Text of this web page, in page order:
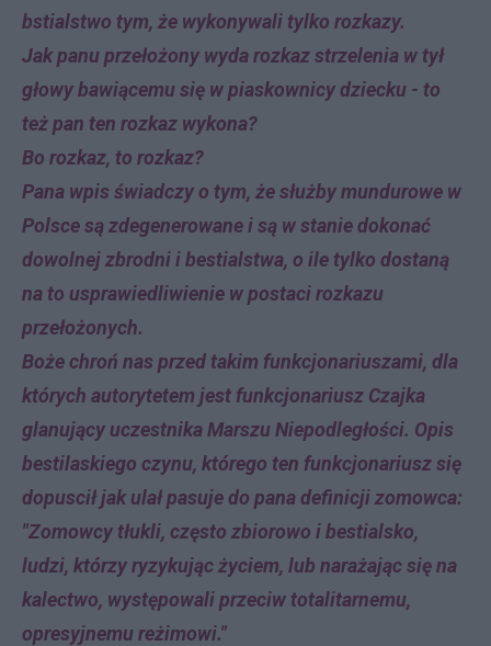
bstialstwo tym, że wykonywali tylko rozkazy.
Jak panu przełożony wyda rozkaz strzelenia w tył
głowy bawiącemu się w piaskownicy dziecku - to
też pan ten rozkaz wykona?
Bo rozkaz, to rozkaz?
Pana wpis świadczy o tym, że służby mundurowe w
Polsce są zdegenerowane i są w stanie dokonać
dowolnej zbrodni i bestialstwa, o ile tylko dostaną
na to usprawiedliwienie w postaci rozkazu
przełożonych.
Boże chroń nas przed takim funkcjonariuszami, dla
których autorytetem jest funkcjonariusz Czajka
glanujący uczestnika Marszu Niepodległości. Opis
bestilaskiego czynu, którego ten funkcjonariusz się
dopuscił jak ulał pasuje do pana definicji zomowca:
"Zomowcy tłukli, często zbiorowo i bestialsko,
ludzi, którzy ryzykując życiem, lub narażając się na
kalectwo, występowali przeciw totalitarnemu,
opresyjnemu reżimowi."